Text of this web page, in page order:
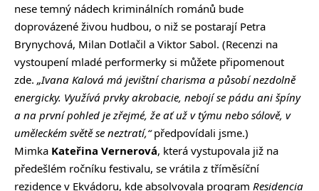
nese temný nádech kriminálních románů bude
doprovázené živou hudbou, o niž se postarají Petra
Brynychová, Milan Dotlačil a Viktor Sabol. (Recenzi na
vystoupení mladé performerky si můžete připomenout
zde. „Ivana Kalová má jevištní charisma a působí nezdolně
energicky. Využívá prvky akrobacie, nebojí se pádu ani špíny
a na první pohled je zřejmé, že ať už v týmu nebo sólově, v
uměleckém světě se neztratí,“předpovídali jsme.)
Mimka Kateřina Vernerová, která vystupovala již na
předešlém ročníku festivalu, se vrátila z tříměsíční
rezidence v Ekvádoru, kde absolvovala program Residencia